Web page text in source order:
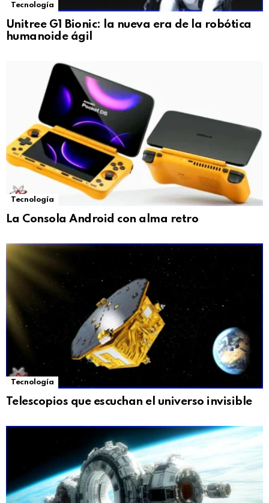
Tecnología
Unitree G1 Bionic: la nueva era de la robótica
humanoide ágil
Tecnología
La Consola Android con alma retro
Tecnología
Telescopios que escuchan el universo invisible